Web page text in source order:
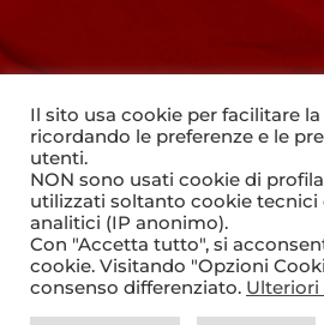
© 2021 - 2026
Il sito usa cookie per facilitare
ricordando le preferenze e le
utenti.
NON sono usati cookie di
utilizzati soltanto cookie tecnici
analitici (IP anonimo).
Con "Accetta tutto", si
cookie. Visitando "Opzioni
consenso differenziato.